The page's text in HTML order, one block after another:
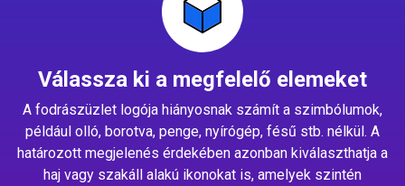
Válassza ki a megfelelő elemeket
A fodrászüzlet logója hiányosnak számít a szimbólumok,
például olló, borotva, penge, nyírógép, fésű stb. nélkül. A
határozott megjelenés érdekében azonban kiválaszthatja a
haj vagy szakáll alakú ikonokat is, amelyek szintén